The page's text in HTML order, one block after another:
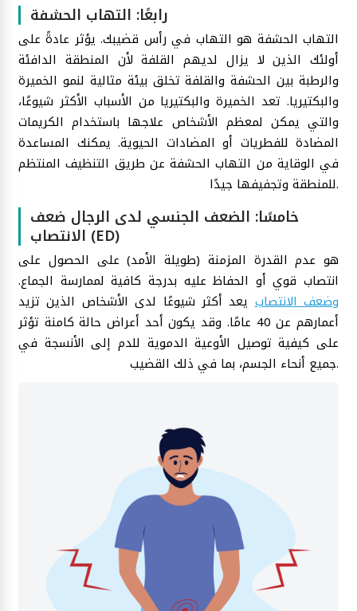
رابعًا: التهاب الحشفة
التهاب الحشفة هو التهاب في رأس قضيبك. يؤثر عادةً على
أولئك الذين لا يزال لديهم القلفة لأن المنطقة الدافئة
والرطبة بين الحشفة والقلفة تخلق بيئة مثالية لنمو الخميرة
والبكتيريا. تعد الخميرة والبكتيريا من الأسباب الأكثر شيوعًا،
والتي يمكن لمعظم الأشخاص علاجها باستخدام الكريمات
المضادة للفطريات أو المضادات الحيوية. يمكنك المساعدة
في الوقاية من التهاب الحشفة عن طريق التنظيف المنتظم
للمنطقة وتجفيفها جيدًا.
خامسًا: الضعف الجنسي لدى الرجال ضعف
الانتصاب (ED)
هو عدم القدرة المزمنة (طويلة الأمد) على الحصول على
انتصاب قوي أو الحفاظ عليه بدرجة كافية لممارسة الجماع.
وضعف الانتصابيعد أكثر شيوعًا لدى الأشخاص الذين تزيد
أعمارهم عن 40 عامًا. وقد يكون أحد أعراض حالة كامنة تؤثر
على كيفية توصيل الأوعية الدموية للدم إلى الأنسجة في
جميع أنحاء الجسم، بما في ذلك القضيب.